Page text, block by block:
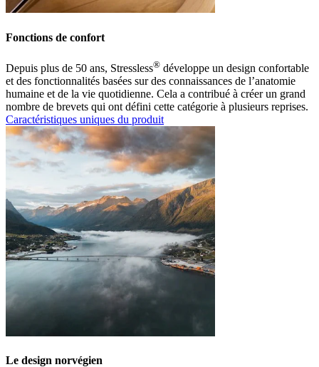
Fonctions de confort
Depuis plus de 50 ans, Stressless® développe un design confortable
et des fonctionnalités basées sur des connaissances de l’anatomie
humaine et de la vie quotidienne. Cela a contribué à créer un grand
nombre de brevets qui ont défini cette catégorie à plusieurs reprises.
Caractéristiques uniques du produit
Le design norvégien